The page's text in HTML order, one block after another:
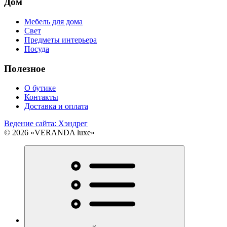
Мебель для дома
Свет
Предметы интерьера
Посуда
Полезное
О бутике
Контакты
Доставка и оплата
Ведение сайта: Хэндрег
© 2026 «VERANDA luxe»